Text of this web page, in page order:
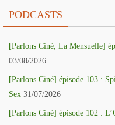
PODCASTS
[Parlons Ciné, La Mensuelle]
03/08/2026
[Parlons Ciné] épisode 103 :
Sex 31/07/2026
[Parlons Ciné] épisode 102 :